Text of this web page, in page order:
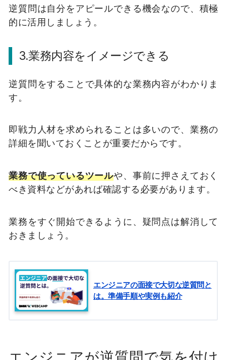
逆質問は自分をアピールできる機会なので、積極
的に活用しましょう。
3.業務内容をイメージできる
逆質問をすることで具体的な業務内容がわかりま
す。
即戦力人材を求められることは多いので、業務の
詳細を聞いておくことが重要だからです。
業務で使っているツールや、事前に押さえておく
べき資料などがあれば確認する必要があります。
業務をすぐ開始できるように、疑問点は解消して
おきましょう。
エンジニアの面接で大切な逆質問と
は。準備手順や実例も紹介